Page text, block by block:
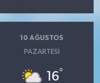
10 AĞUSTOS
PAZARTESI
16°